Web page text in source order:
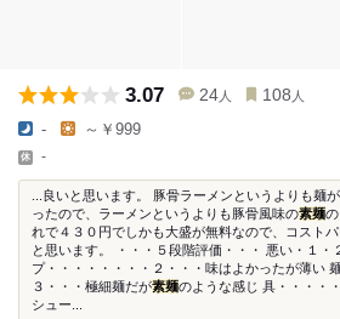
3.07 24 人 108 人
- ～￥999
-
...良いと思います。 豚骨ラーメンというよりも麺
ったので、ラーメンというよりも豚骨風味の素麺
れで４３０円でしかも大盛が無料なので、コスト
と思います。 ・・・５段階評価・・・ 悪い・１・
プ・・・・・・・・２・・・味はよかったが薄い
３・・・極細麺だが素麺のような感じ 具・・・・
シュー...